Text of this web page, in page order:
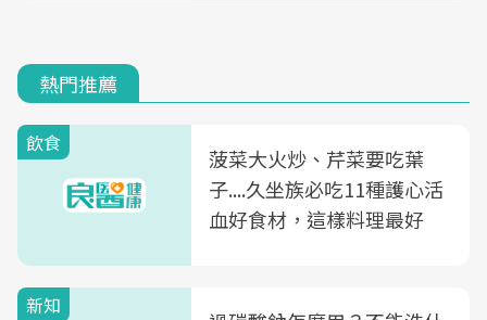
熱門推薦
飲食
菠菜大火炒、芹菜要吃葉
子....久坐族必吃11種護心活
血好食材，這樣料理最好
新知